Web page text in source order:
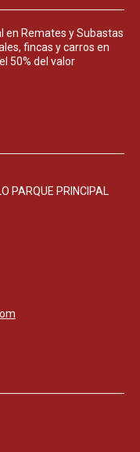
en Remates y Subastas
fincas y carros en
50% del valor
PARQUE PRINCIPAL